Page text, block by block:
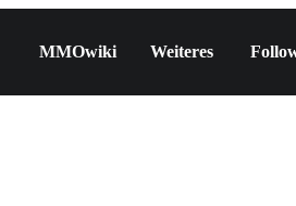
MMOwiki Weiteres